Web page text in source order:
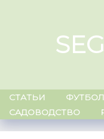
СТАТЬИ ФУТБОЛ
САДОВОДСТВО